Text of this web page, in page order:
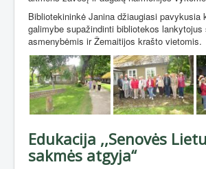
Bibliotekininkė Janina džiaugiasi pavykusia
galimybe supažindinti bibliotekos lankytojus
asmenybėmis ir Žemaitijos krašto vietomis.
Edukacija ,,Senovės
sakmės atgyja“